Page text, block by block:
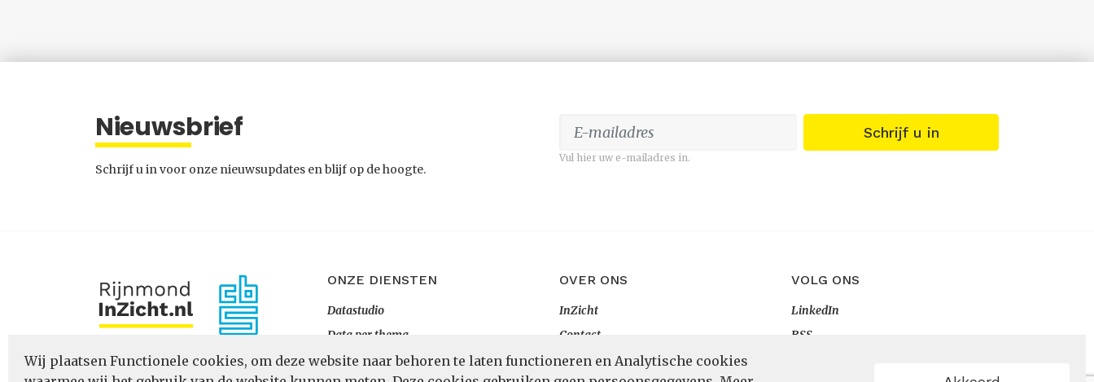
Wij plaatsen Functionele cookies, om deze website naar behoren te laten functioneren en Analytische cookies
Nieuwsbrief
Schrijf u in voor onze nieuwsupdates en blijf op de hoogte.
Schrijf u in
Vul hier uw e-mailadres in.
ONZE DIENSTEN
Datastudio
Data per thema
Dataportaal
OVER ONS
InZicht
Contact
VOLG ONS
LinkedIn
RSS
POWERED BY